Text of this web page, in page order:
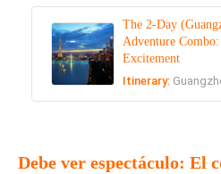
The 2-Day
Adventure
Excitement
Itinerary:
Debe ver espectáculo: El